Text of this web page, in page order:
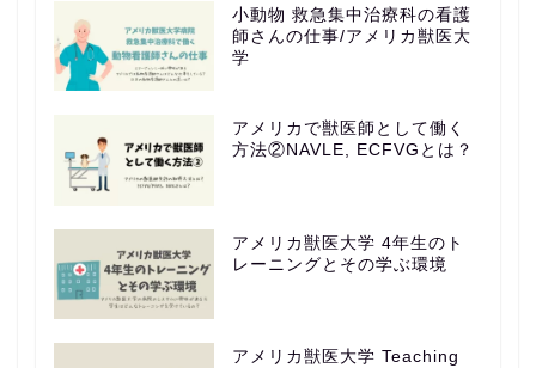
小動物 救急集中治療科の看護
師さんの仕事/アメリカ獣医大
学
アメリカで獣医師として働く
方法②NAVLE, ECFVGとは？
アメリカ獣医大学 4年生のト
レーニングとその学ぶ環境
アメリカ獣医大学 Teaching